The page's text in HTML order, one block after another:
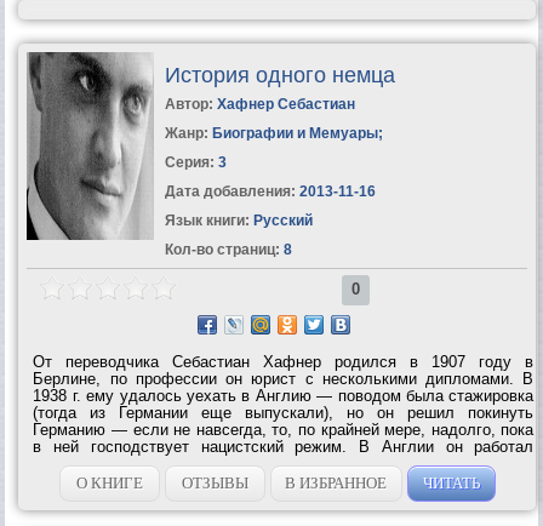
История одного немца
Автор: Хафнер Себастиан
Жанр: Биографии и Мемуары;
Серия: 3
Дата добавления: 2013-11-16
Язык книги: Русский
Кол-во страниц: 8
0
От переводчика Себастиан Хафнер родился в 1907 году в
Берлине, по профессии он юрист с несколькими дипломами. В
1938 г. ему удалось уехать в Англию — поводом была стажировка
(тогда из Германии еще выпускали), но он решил покинуть
Германию — если не навсегда, то, по крайней мере, надолго, пока
в ней господствует нацистский режим. В Англии он работал
журналистом, печатался в еженедельнике “Обсервер”. В
Германию вернулся в 1954 году; писал...
О КНИГЕ ОТЗЫВЫ В ИЗБРАННОЕ ЧИТАТЬ